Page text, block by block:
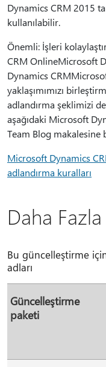
Dynamics CRM 2015
kullanılabilir.
Önemli: İşleri
CRM OnlineMicrosoft
Dynamics
yaklaşımımızı
adlandırma şeklimizi
aşağıdaki Microsoft
Team Blog makalesine
Microsoft Dynamics
adlandırma kuralları
Daha
Bu güncelleştirme
adları
Güncelleştirme
paketi